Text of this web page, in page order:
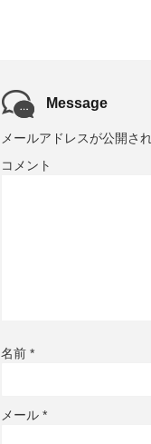
Message
メールアドレスが公開さ
コメント
名前 *
メール *